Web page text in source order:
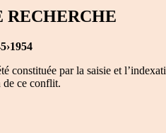
RECHERCHE
par la saisie et
de ce conflit.